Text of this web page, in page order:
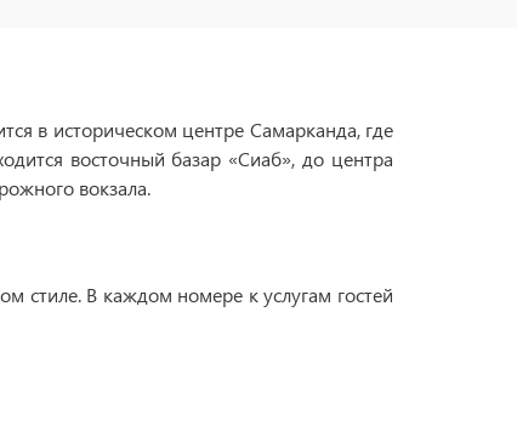
в историческом центре Самарканда, где
восточный базар «Сиаб», до центра
вокзала.
стиле. В каждом номере к услугам гостей